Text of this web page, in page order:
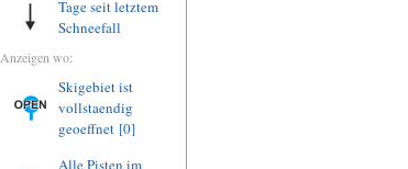
Tage seit letztem
Schneefall
Anzeigen wo:
Skigebiet ist
vollstaendig
geoeffnet [0]
Alle Pisten im